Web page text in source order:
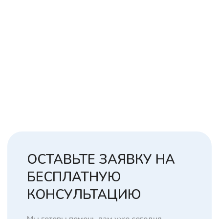
ОСТАВЬТЕ ЗАЯВКУ НА
БЕСПЛАТНУЮ
КОНСУЛЬТАЦИЮ